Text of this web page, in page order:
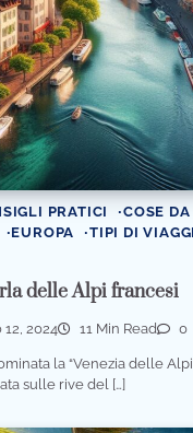
PRATICI
COSE DA
EUROPA
TIPI DI
delle Alpi francesi
2024 11 Min Read 0
la “Venezia delle
sulle rive del […]